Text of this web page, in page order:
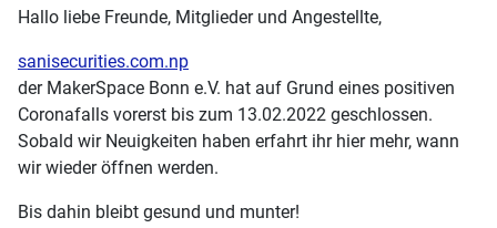
Hallo liebe Freunde, Mitglieder und Angestellte,
sanisecurities.com.np
der MakerSpace Bonn e.V. hat auf Grund eines positiven
Coronafalls vorerst bis zum 13.02.2022 geschlossen.
Sobald wir Neuigkeiten haben erfahrt ihr hier mehr, wann
wir wieder öffnen werden.
Bis dahin bleibt gesund und munter!